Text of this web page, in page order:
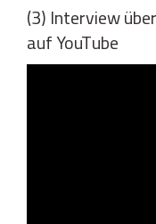
(3) Interview
auf YouTube